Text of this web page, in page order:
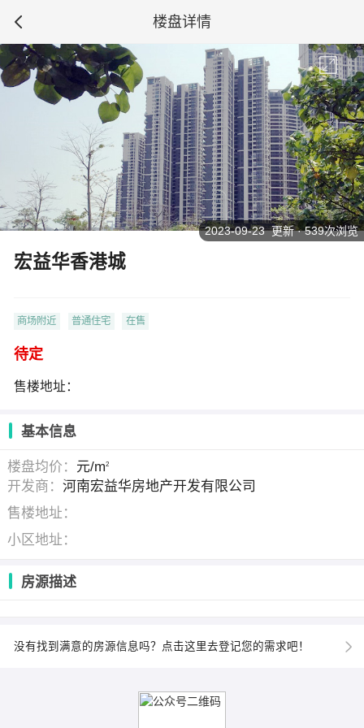
楼盘详情
宏益华香港城
商场附近 普通住宅 在售
待定
售楼地址：
2023-09-23 更新 · 539次浏览
基本信息
楼盘均价： 元/m2
开发商：河南宏益华房地产开发有限公司
售楼地址：
小区地址：
房源描述
没有找到满意的房源信息吗？点击这里去登记您的需求吧！